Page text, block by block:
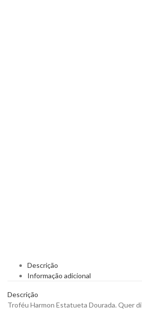
Descrição
Informação adicional
Descrição
Troféu Harmon Estatueta Dourada. Quer